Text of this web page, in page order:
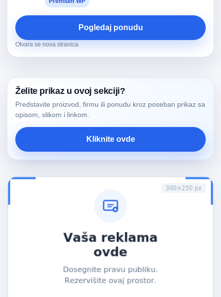
Pogledaj ponudu
Otvara se nova stranica
Želite prikaz u ovoj sekciji?
Predstavite proizvod, firmu ili ponudu kroz poseban prikaz sa
opisom, slikom i linkom.
Kliknite ovde